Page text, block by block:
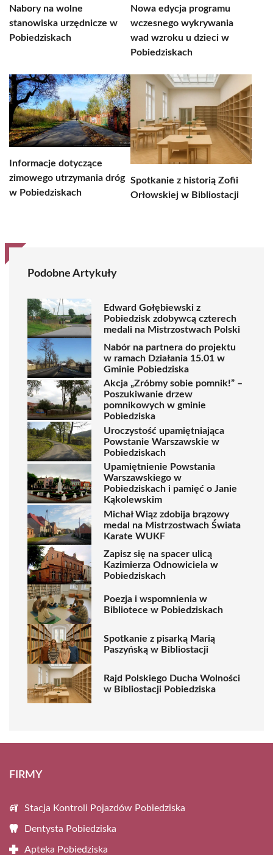
Nabory na wolne
stanowiska urzędnicze w
Pobiedziskach
Nowa edycja programu
wczesnego wykrywania
wad wzroku u dzieci w
Pobiedziskach
Informacje dotyczące
zimowego utrzymania dróg
w Pobiedziskach
Spotkanie z historią Zofii
Orłowskiej w Bibliostacji
Podobne Artykuły
Edward Gołębiewski z
Pobiedzisk zdobywcą czterech
medali na Mistrzostwach Polski
Nabór na partnera do projektu
w ramach Działania 15.01 w
Gminie Pobiedziska
Akcja „Zróbmy sobie pomnik!” –
Poszukiwanie drzew
pomnikowych w gminie
Pobiedziska
Uroczystość upamiętniająca
Powstanie Warszawskie w
Pobiedziskach
Upamiętnienie Powstania
Warszawskiego w
Pobiedziskach i pamięć o Janie
Kąkolewskim
Michał Wiąz zdobija brązowy
medal na Mistrzostwach Świata
Karate WUKF
Zapisz się na spacer ulicą
Kazimierza Odnowiciela w
Pobiedziskach
Poezja i wspomnienia w
Bibliotece w Pobiedziskach
Spotkanie z pisarką Marią
Paszyńską w Bibliostacji
Rajd Polskiego Ducha Wolności
w Bibliostacji Pobiedziska
FIRMY
Stacja Kontroli Pojazdów Pobiedziska
Dentysta Pobiedziska
Apteka Pobiedziska